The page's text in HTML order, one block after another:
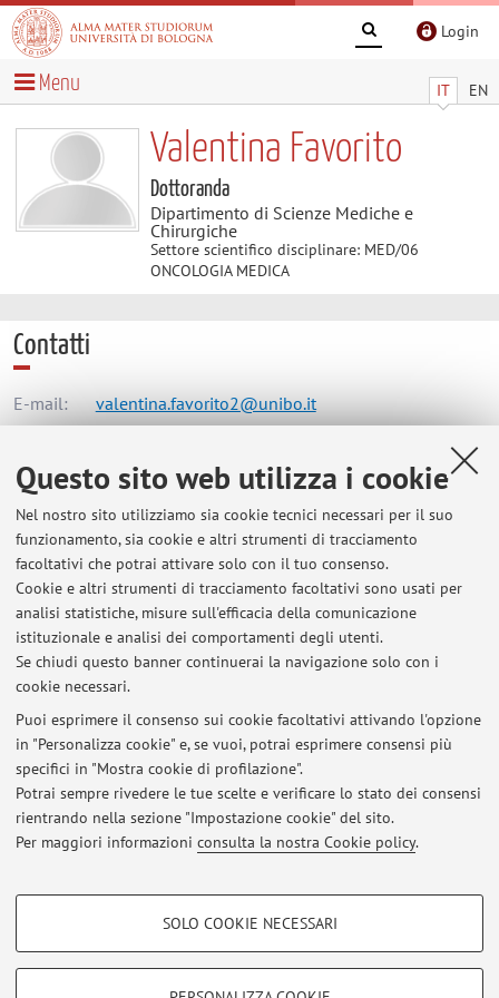
Questo sito web utilizza i cookie
Nel nostro sito utilizziamo sia cookie tecnici necessari per il suo
funzionamento, sia cookie e altri strumenti di tracciamento
facoltativi che potrai attivare solo con il tuo consenso.
Cookie e altri strumenti di tracciamento facoltativi sono usati per
analisi statistiche, misure sull'efficacia della comunicazione
istituzionale e analisi dei comportamenti degli utenti.
Se chiudi questo banner continuerai la navigazione solo con i
cookie necessari.
Puoi esprimere il consenso sui cookie facoltativi attivando l'opzione
in "Personalizza cookie" e, se vuoi, potrai esprimere consensi più
specifici in "Mostra cookie di profilazione".
Potrai sempre rivedere le tue scelte e verificare lo stato dei consensi
rientrando nella sezione "Impostazione cookie" del sito.
Per maggiori informazioni consulta la nostra Cookie policy.
COOKIE DI PROFILAZIONE - FACOLTATIVI
SOLO COOKIE NECESSARI
Login
IT EN
Menu
Valentina Favorito
Dottoranda
Dipartimento di Scienze Mediche e
Chirurgiche
Settore scientifico disciplinare: MED/06
ONCOLOGIA MEDICA
Contatti
E-mail: valentina.favorito2@unibo.it
Dipartimento di Scienze Mediche e Chirurgiche
Via Massarenti 9, Bologna -Vai alla mappa
Risorse in rete
ORCID
Ultimi avvisi
Al momento non sono presenti avvisi.
Area riservata
Accedi tramiteloginper gestire tutti i contenuti del sito.